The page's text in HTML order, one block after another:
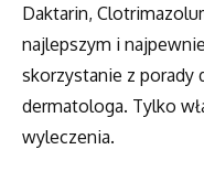
Daktarin,
najlepszym i
skorzystanie z porady
dermatologa. Tylko
wyleczenia.